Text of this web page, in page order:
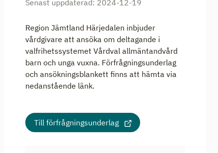
Senast uppdaterad: 2024-12-19
Region Jämtland Härjedalen inbjuder
vårdgivare att ansöka om deltagande i
valfrihetssystemet Vårdval allmäntandvård
barn och unga vuxna. Förfrågningsunderlag
och ansökningsblankett finns att hämta via
nedanstående länk.
Till förfrågningsunderlag